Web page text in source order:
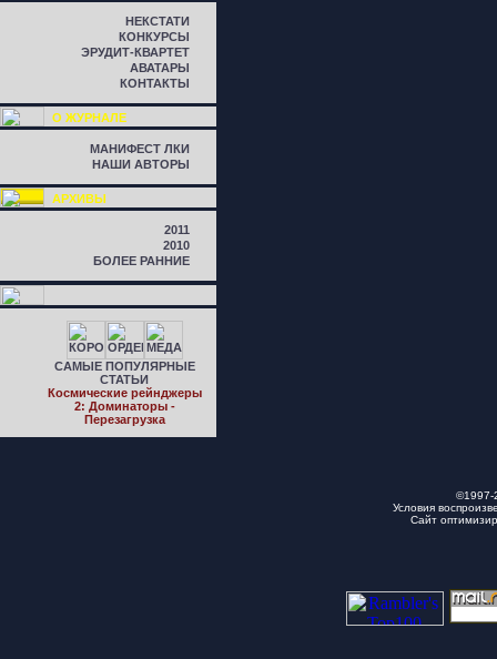
НЕКСТАТИ
КОНКУРСЫ
ЭРУДИТ-КВАРТЕТ
АВАТАРЫ
КОНТАКТЫ
О ЖУРНАЛЕ
МАНИФЕСТ ЛКИ
НАШИ АВТОРЫ
АРХИВЫ
2011
2010
БОЛЕЕ РАННИЕ
САМЫЕ ПОПУЛЯРНЫЕ
СТАТЬИ
Космические рейнджеры
2: Доминаторы -
Перезагрузка
Условия
Сайт